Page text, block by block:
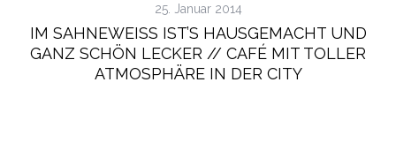
25. Januar 2014
IM SAHNEWEISS IST’S HAUSGEMACHT UND G
ANZ SCHÖN LECKER // CAFÉ MIT TOLLER A
TMOSPHÄRE IN DER CITY